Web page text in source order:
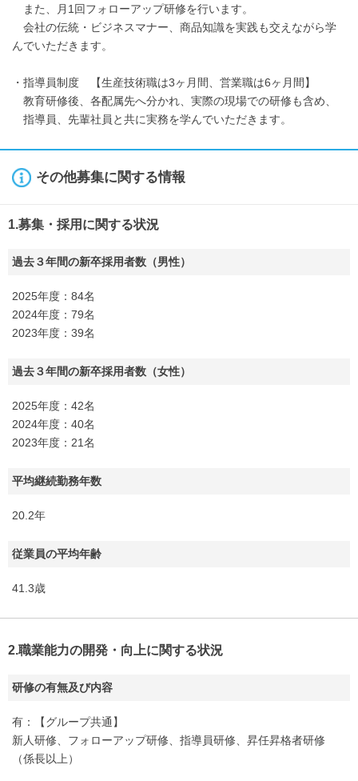
また、月1回フォローアップ研修を行います。
会社の伝統・ビジネスマナー、商品知識を実践も交えながら学
んでいただきます。
・指導員制度 【生産技術職は3ヶ月間、営業職は6ヶ月間】
教育研修後、各配属先へ分かれ、実際の現場での研修も含め、
指導員、先輩社員と共に実務を学んでいただきます。
その他募集に関する情報
1.募集・採用に関する状況
過去３年間の新卒採用者数（男性）
2025年度：84名
2024年度：79名
2023年度：39名
過去３年間の新卒採用者数（女性）
2025年度：42名
2024年度：40名
2023年度：21名
平均継続勤務年数
20.2年
従業員の平均年齢
41.3歳
2.職業能力の開発・向上に関する状況
研修の有無及び内容
有：【グループ共通】
新人研修、フォローアップ研修、指導員研修、昇任昇格者研修
（係長以上）